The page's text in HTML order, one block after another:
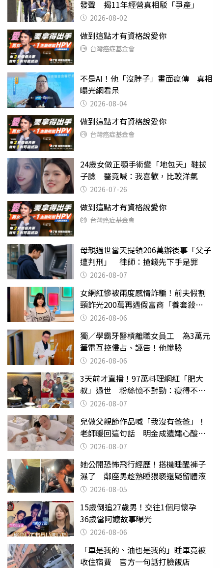
發聲 揭11年經營真相駁「爭產」
2026-08-02
做到這點才有資格說愛你
台灣癌症基金會
不是AI！他「沒脖子」畫面瘋傳 真相
曝光網看呆
2026-08-04
做到這點才有資格說愛你
台灣癌症基金會
24歲女做正顎手術變「地包天」鞋拔
子臉 醫竟喊：我喜歡，比較洋氣
2026-07-26
做到這點才有資格說愛你
台灣癌症基金會
母親過世當天提領206萬辦後事「父子
遭判刑」 律師：搶錢先下手是罪
2026-08-07
女網紅慘被兩度感情詐騙！前夫假割
頸詐光200萬再遇假富商「養套殺
2000萬」
2026-08-06
獨／學霸牙醫槓離職女員工 為3萬元
筆電互控侵占、誣告！他慘勝
2026-08-06
3天前才直播！97萬料理網紅「肥大
叔」過世 粉絲憶不對勁：瘦得不合
理 2026-08-07
兒做父親節作品喊「我沒有爸爸」！
老師暖回這句話 明金成遺孀心酸惹
淚 2026-08-07
她公開恐怖飛行經歷！搭機睡醒褲子
濕了 鄰座男趁熟睡猥褻還疑留體液
2026-08-05
15歲倒追27歲男！交往1個月懷孕
36歲當阿嬤故事曝光
2026-08-06
「車是我的、油也是我的」睡車竟被
收住宿費 官方一句話打臉飯店